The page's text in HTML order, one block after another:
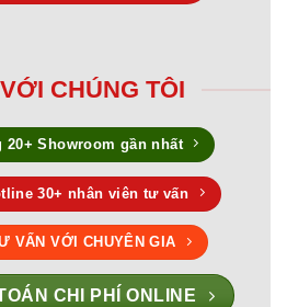
CHÚNG TÔI
Showroom gần nhất
30+ nhân viên tư vấn
VẤN VỚI CHUYÊN GIA
CHI PHÍ ONLINE